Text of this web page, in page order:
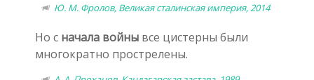
Ю. М. Фролов, Великая сталинская империя, 2014
Но с начала войны все цистерны были
многократно прострелены.